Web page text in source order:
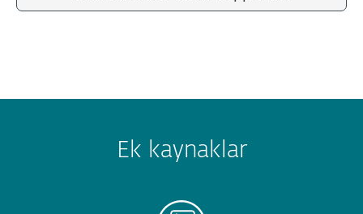
Ek kaynaklar